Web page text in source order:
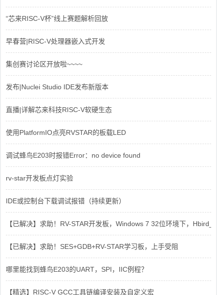
“芯来RISC-V杯”线上赛题解析回放
早春营|RISC-V处理器嵌入式开发
集创赛讨论区开放啦~~~~
发布|Nuclei Studio IDE发布新版本
直播|详解芯来科技RISC-V软硬生态
使用PlatformIO点亮RVSTAR的板载LED
调试蜂鸟E203时报错Error：no device found
rv-star开发板点灯实验
IDE或控制台下载调试报错（持续更新）
【已解决】求助！RV-STAR开发板，Windows 7 32位环境下，
【已解决】求助！SES+GDB+RV-STAR学习板，上手受阻
哪里能找到蜂鸟E203的UART，SPI，IIC例程？
【精选】RISC-V GCC工具链编译安装及自定义宏